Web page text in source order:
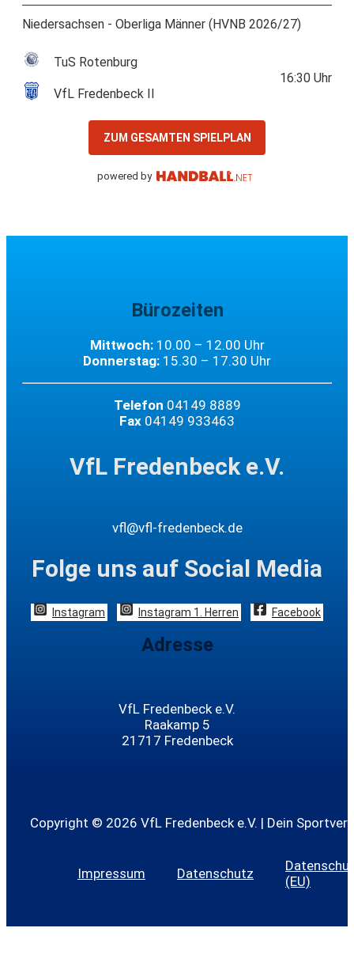
Niedersachsen - Oberliga Männer (HVNB 2026/27)
TuS Rotenburg
VfL Fredenbeck II
16:30 Uhr
ZUM GESAMTEN SPIELPLAN
powered by
Bürozeiten
Mittwoch:10.00 – 12.00 Uhr
Donnerstag: 15.30 – 17.30 Uhr
Telefon 04149 8889
Fax 04149 933463
VfL Fredenbeck e.V.
vfl@vfl-fredenbeck.de
Folge uns auf Social Media
Instagram Instagram 1. Herren Facebook
Adresse
VfL Fredenbeck e.V.
Raakamp 5
21717 Fredenbeck
Copyright © 2026 VfL Fredenbeck e.V. | Dein
Impressum Datenschutz
(EU)